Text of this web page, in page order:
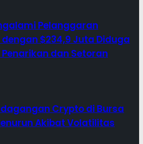
Pelanggaran
$234,9 Juta Diduga
dan Setoran
Crypto di Bursa
Akibat Volatilitas